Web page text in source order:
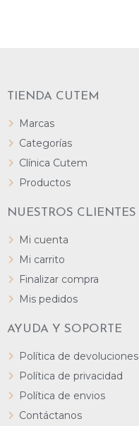
TIENDA CUTEM
Marcas
Categorías
Clínica Cutem
Productos
NUESTROS CLIENTES
Mi cuenta
Mi carrito
Finalizar compra
Mis pedidos
AYUDA Y SOPORTE
Política de devoluciones
Política de privacidad
Política de envios
Contáctanos